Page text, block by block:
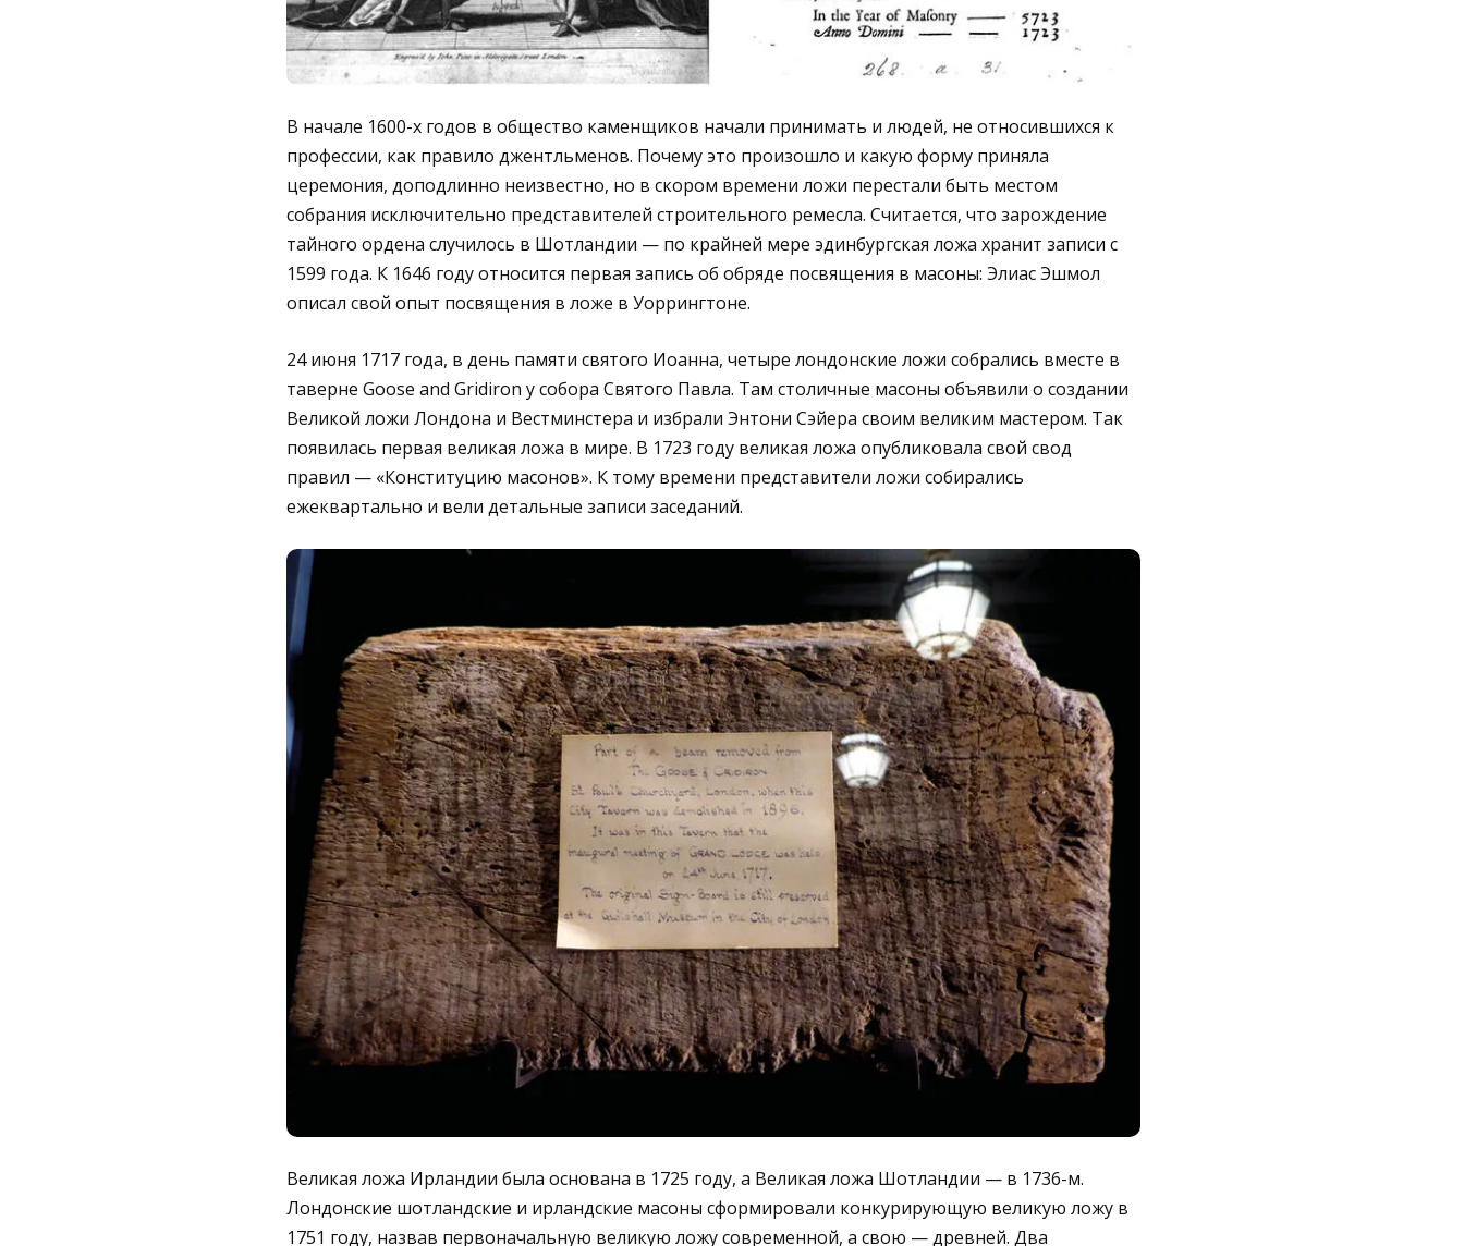
В начале 1600-х годов в общество каменщиков начали принимать и людей, не относившихся к
профессии, как правило джентльменов. Почему это произошло и какую форму приняла
церемония, доподлинно неизвестно, но в скором времени ложи перестали быть местом
собрания исключительно представителей строительного ремесла. Считается, что зарождение
тайного ордена случилось в Шотландии — по крайней мере эдинбургская ложа хранит записи с
1599 года. К 1646 году относится первая запись об обряде посвящения в масоны: Элиас Эшмол
описал свой опыт посвящения в ложе в Уоррингтоне.
24 июня 1717 года, в день памяти святого Иоанна, четыре лондонские ложи собрались вместе в
таверне Goose and Gridiron у собора Святого Павла. Там столичные масоны объявили о создании
Великой ложи Лондона и Вестминстера и избрали Энтони Сэйера своим великим мастером. Так
появилась первая великая ложа в мире. В 1723 году великая ложа опубликовала свой свод
правил — «Конституцию масонов». К тому времени представители ложи собирались
ежеквартально и вели детальные записи заседаний.
Великая ложа Ирландии была основана в 1725 году, а Великая ложа Шотландии — в 1736-м.
Лондонские шотландские и ирландские масоны сформировали конкурирующую великую ложу в
1751 году, назвав первоначальную великую ложу современной, а свою — древней. Два